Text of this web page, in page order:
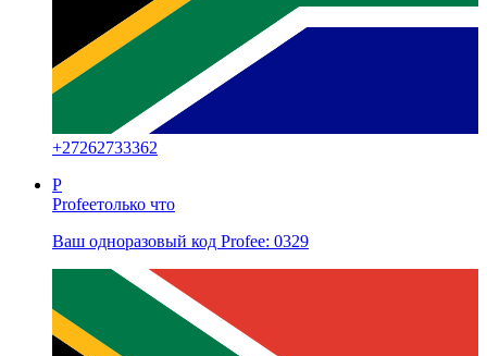
+27262733362
P
Profeeтолько что
Ваш одноразовый код Profee: 0329